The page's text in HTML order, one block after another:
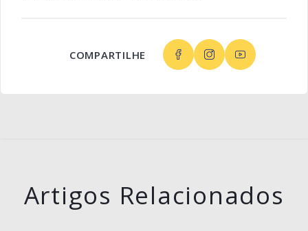
COMPARTILHE
Artigos Relacionados